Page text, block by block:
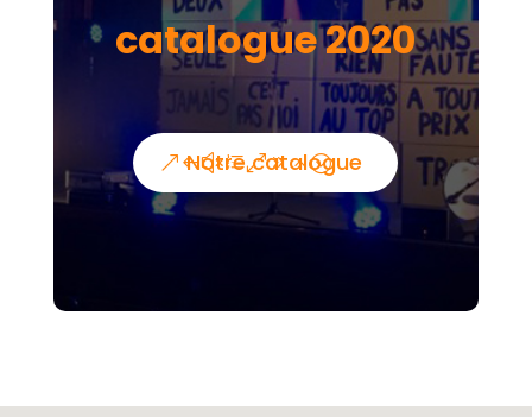
catalogue 2020
Notre catalogue